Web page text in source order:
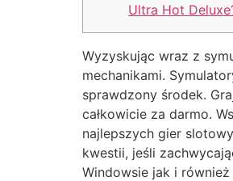
Ultra Hot
Wyzyskując wraz z
mechanikami.
sprawdzony środek.
całkowicie za darmo.
najlepszych gier
kwestii, jeśli
Windowsie jak i